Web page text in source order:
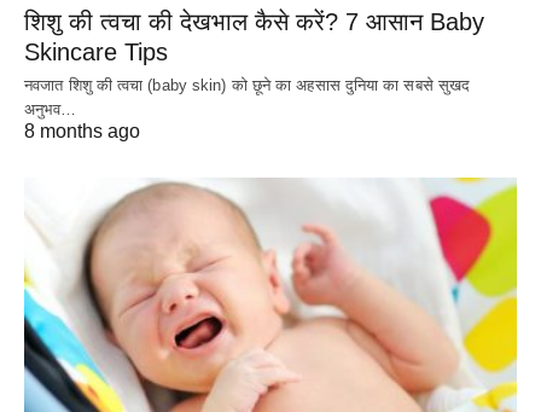
शिशु की त्वचा की देखभाल कैसे करें? 7 आसान Baby
Skincare Tips
नवजात शिशु की त्वचा (baby skin) को छूने का अहसास दुनिया का सबसे सुखद
अनुभव…
8 months ago